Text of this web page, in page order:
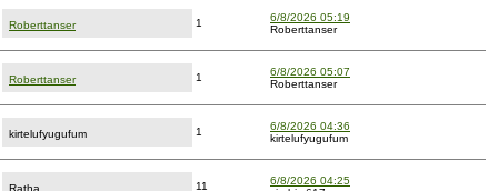
Roberttanser 1
6/8/2026 05:19
Roberttanser
Roberttanser 1
6/8/2026 05:07
Roberttanser
kirtelufyugufum 1
6/8/2026 04:36
kirtelufyugufum
11
6/8/2026 04:25